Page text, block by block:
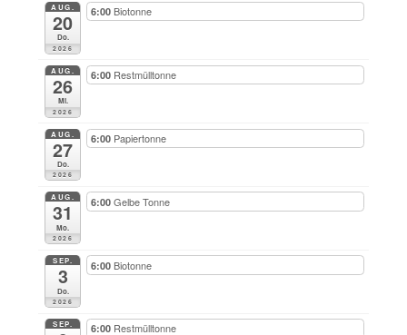
AUG.
20
Do.
2026
6:00 Biotonne
AUG.
26
Mi.
2026
6:00 Restmülltonne
AUG.
27
Do.
2026
6:00 Papiertonne
AUG.
31
Mo.
2026
6:00Gelbe Tonne
SEP.
3
Do.
2026
6:00 Biotonne
SEP. 6:00 Restmülltonne